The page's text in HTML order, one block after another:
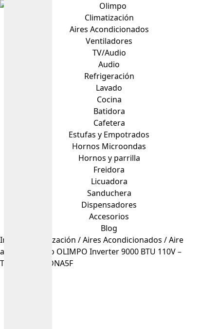
Olimpo
Climatización
Aires Acondicionados
Ventiladores
TV/Audio
Audio
Refrigeración
Lavado
Cocina
Batidora
Cafetera
Estufas y Empotrados
Hornos Microondas
Hornos y parrilla
Freidora
Licuadora
Sanduchera
Dispensadores
Accesorios
Blog
Inicio
Climatización /Aires Acondicionados / Aire
acondicionado OLIMPO Inverter 9000 BTU 110V –
TWC09QB-A3DNA5F